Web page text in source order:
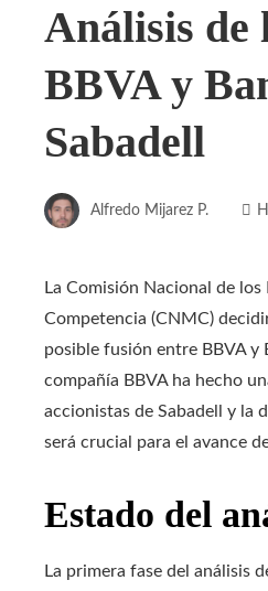
Análisis de
BBVA y
Sabadell
Alfredo Mijarez P.
La Comisión Nacional de los
Competencia (CNMC)
posible fusión entre BBVA y
compañía BBVA ha hecho
accionistas de Sabadell y la
será crucial para el avance
Estado del
La primera fase del análisis